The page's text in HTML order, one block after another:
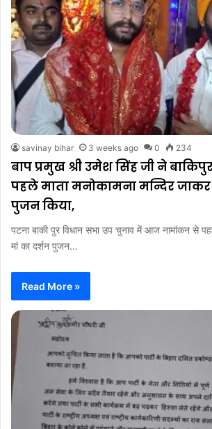
savinay bihar 3 weeks ago 0 234
बाप प्रमुख श्री उमेश सिंह जी ने
पहले माता मनोकामना मन्दिर जाकर
पुजन किया,
पटना बाकी पुर विधान सभा उप चुनाव में आज नामांकन से
मां का दर्शन पुजन…
Read More »